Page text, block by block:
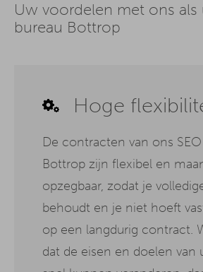
Uw voordelen met ons als
bureau Bottrop
Hoge
De contracten van ons
Bottrop zijn flexibel en
opzegbaar, zodat je
behoudt en je niet hoeft
op een langdurig contract.
dat de eisen en doelen van